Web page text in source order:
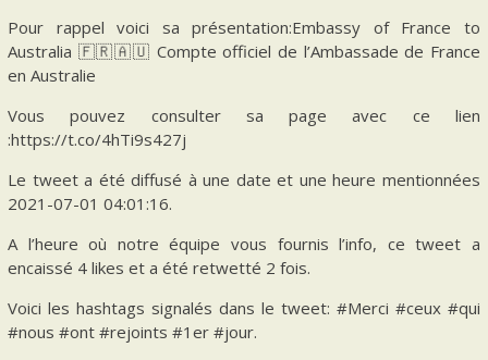
Pour rappel voici sa présentation:Embassy of France to
Australia 🇫🇷🇦🇺 Compte officiel de l’Ambassade de France
en Australie
Vous pouvez consulter sa page avec ce lien
:https://t.co/4hTi9s427j
Le tweet a été diffusé à une date et une heure mentionnées
2021-07-01 04:01:16.
A l’heure où notre équipe vous fournis l’info, ce tweet a
encaissé 4 likes et a été retwetté 2 fois.
Voici les hashtags signalés dans le tweet: #Merci #ceux #qui
#nous #ont #rejoints #1er #jour.